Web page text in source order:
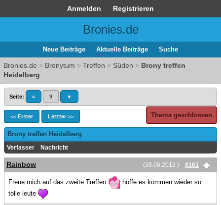
Anmelden Registrieren
Bronies.de
Neue Beiträge Aktuelle Beiträge Suche
Bronies.de > Bronytum > Treffen > Süden > Brony treffen
Heidelberg
Seite: « 9 ▼
<< Erster Letzter >> Thema geschlossen
Brony treffen Heidelberg
Verfasser Nachricht
(28.06.2012 ) #161
Rainbow
Freue mich auf das zweite Treffen
hoffe es kommen wieder so
tolle leute